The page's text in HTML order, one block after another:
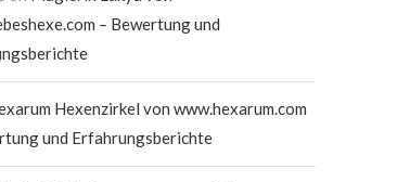
– Bewertung und
Hexenzirkel von www.hexarum.com
und Erfahrungsberichte